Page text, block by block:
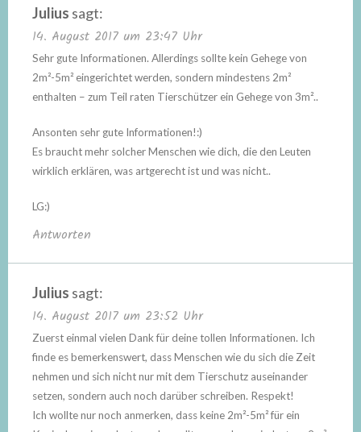
Julius sagt:
14. August 2017 um 23:47 Uhr
Sehr gute Informationen. Allerdings sollte kein Gehege von
2m²-5m² eingerichtet werden, sondern mindestens 2m²
enthalten – zum Teil raten Tierschützer ein Gehege von 3m²..
Ansonten sehr gute Informationen!:)
Es braucht mehr solcher Menschen wie dich, die den Leuten
wirklich erklären, was artgerecht ist und was nicht..
LG:)
Antworten
Julius sagt:
14. August 2017 um 23:52 Uhr
Zuerst einmal vielen Dank für deine tollen Informationen. Ich
finde es bemerkenswert, dass Menschen wie du sich die Zeit
nehmen und sich nicht nur mit dem Tierschutz auseinander
setzen, sondern auch noch darüber schreiben. Respekt!
Ich wollte nur noch anmerken, dass keine 2m²-5m² für ein